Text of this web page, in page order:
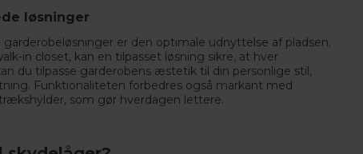
løsninger
er den optimale udnyttelse af pladsen.
in closet, kan en tilpasset løsning sikre, at hver
du tilpasse garderobens æstetik til din personlige stil,
Funktionaliteten forbedres også markant med
, som gør hverdagen lettere.